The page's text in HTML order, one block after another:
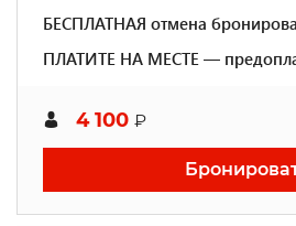
БЕСПЛАТНАЯ отмена
ПЛАТИТЕ НА МЕСТЕ —
4 100 ₽